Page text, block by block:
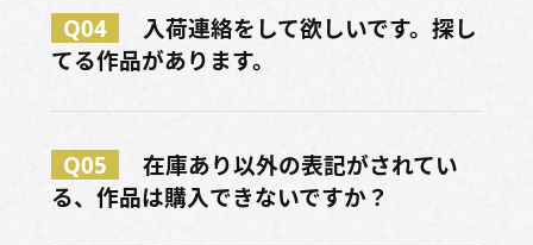
Q04
入荷連絡をして欲しいです。探し
てる作品があります。
Q05
在庫あり以外の表記がされてい
る、作品は購入できないですか？